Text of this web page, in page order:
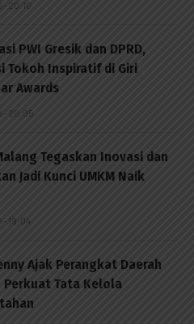
20:10
PWI Gresik dan DPRD,
Tokoh Inspiratif di Giri
Awards
- 20:05
Tegaskan Inovasi dan
Jadi Kunci UMKM Naik
19:04
Ajak Perangkat Daerah
Perkuat Tata Kelola